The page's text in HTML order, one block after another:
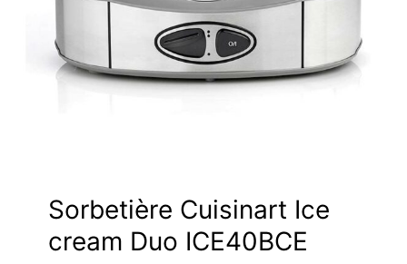
Sorbetière Cuisinart Ice
cream Duo ICE40BCE